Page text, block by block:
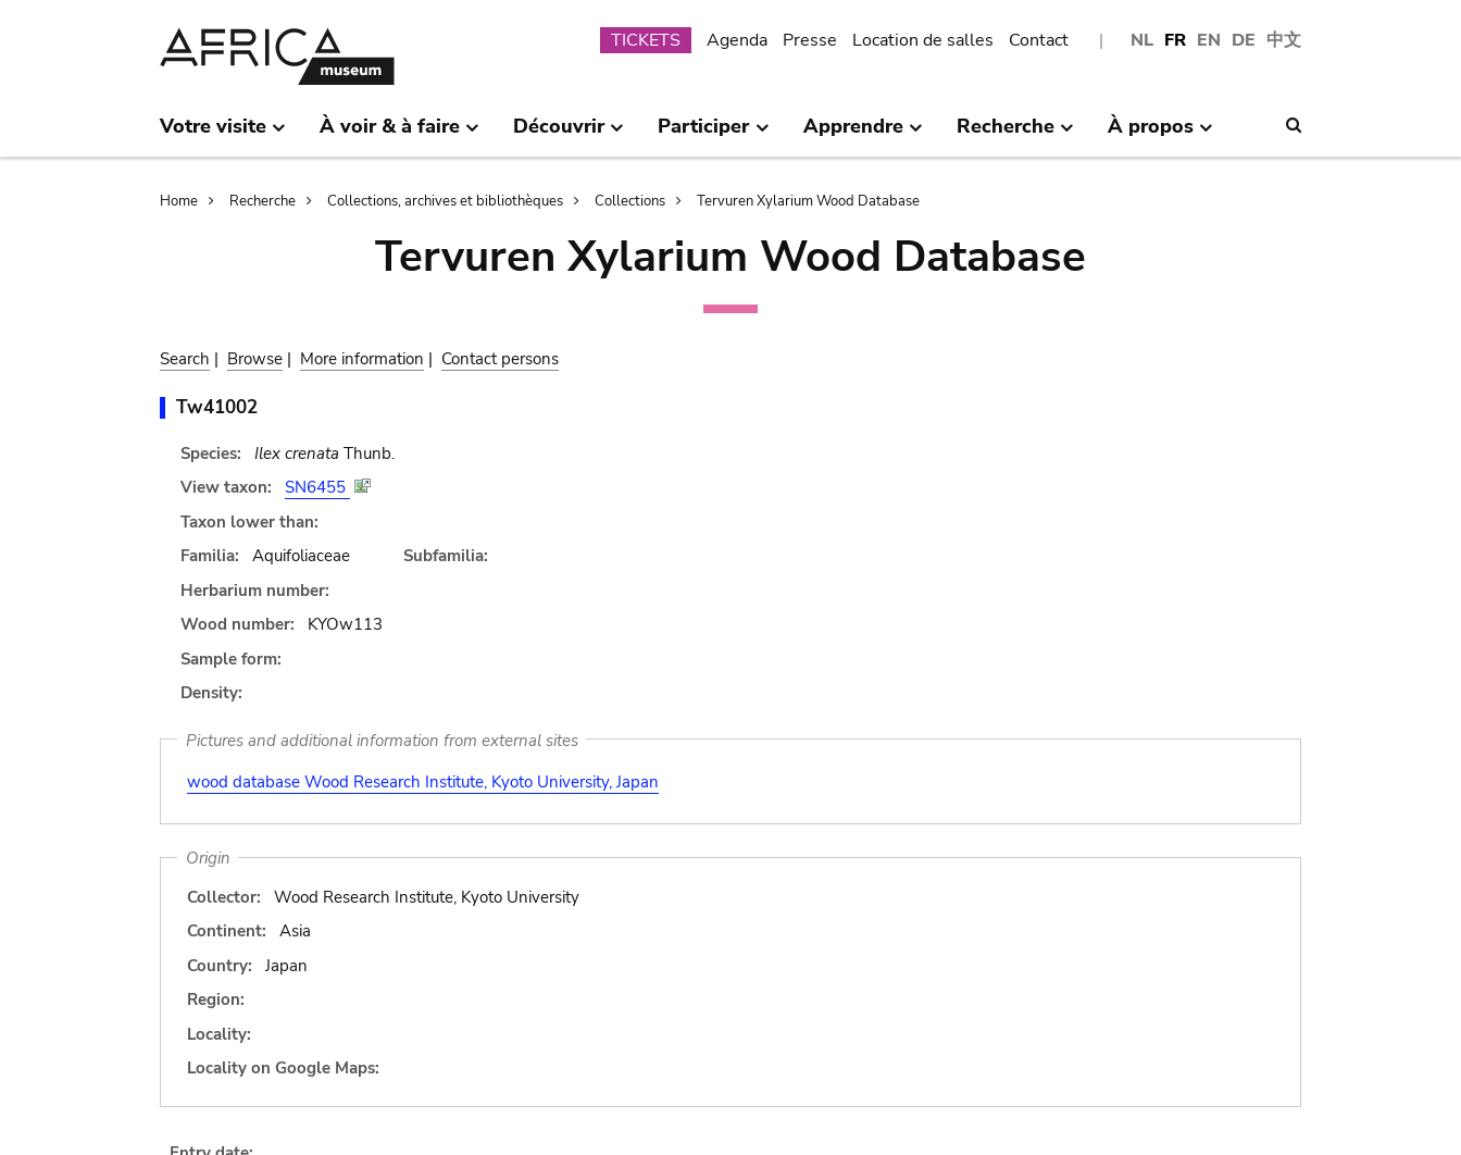
NL FR EN DE 中文
Submenu
TICKETS Agenda Presse Location de salles Contact
Votre visite À voir & à faire Découvrir Participer Apprendre Recherche À propos
Breadcrumb
Home Recherche Collections, archives et bibliothèques Collections Tervuren Xylarium Wood Database
Tervuren Xylarium Wood Database
Search | Browse | More information | Contact persons
Tw41002
Species: Ilex crenata Thunb.
View taxon:
SN6455
Taxon lower than:
Familia:
Aquifoliaceae
Subfamilia:
Herbarium number:
Wood number:
KYOw113
Sample form:
Density:
Pictures and additional information from external sites
wood database Wood Research Institute, Kyoto University, Japan
Origin
Collector:
Wood Research Institute, Kyoto University
Continent:
Asia
Country:
Japan
Region:
Locality:
Locality on Google Maps: